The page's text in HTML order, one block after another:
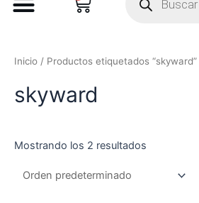
Inicio / Productos etiquetados “skyward”
skyward
Mostrando los 2 resultados